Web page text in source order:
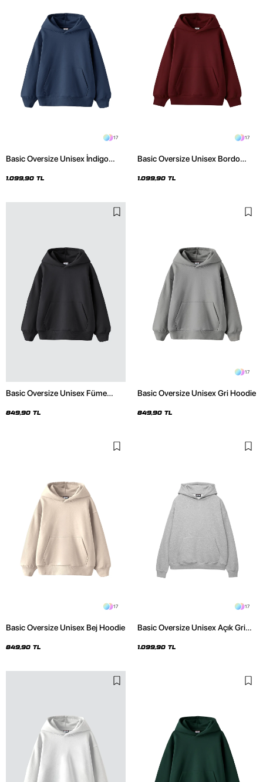
17
Basic Oversize Unisex İndigo
1.099,90 TL
17
Basic Oversize Unisex Bordo
1.099,90 TL
Basic Oversize Unisex Füme
849,90 TL
17
Basic Oversize Unisex Gri Hoodie
849,90 TL
17
Basic Oversize Unisex Bej Hoodie
849,90 TL
17
Basic Oversize Unisex Açık Gri
1.099,90 TL